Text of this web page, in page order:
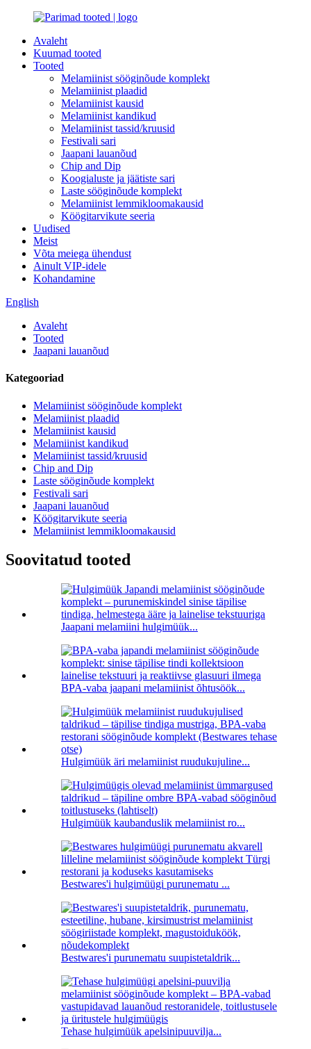
Avaleht
Kuumad tooted
Tooted
Melamiinist sööginõude komplekt
Melamiinist plaadid
Melamiinist kausid
Melamiinist kandikud
Melamiinist tassid/kruusid
Festivali sari
Jaapani lauanõud
Chip and Dip
Koogialuste ja jäätiste sari
Laste sööginõude komplekt
Melamiinist lemmikloomakausid
Köögitarvikute seeria
Uudised
Meist
Võta meiega ühendust
Ainult VIP-idele
Kohandamine
English
Avaleht
Tooted
Jaapani lauanõud
Kategooriad
Melamiinist sööginõude komplekt
Melamiinist plaadid
Melamiinist kausid
Melamiinist kandikud
Melamiinist tassid/kruusid
Chip and Dip
Laste sööginõude komplekt
Festivali sari
Jaapani lauanõud
Köögitarvikute seeria
Melamiinist lemmikloomakausid
Soovitatud tooted
Jaapani melamiini hulgimüük...
BPA-vaba jaapani melamiinist õhtusöök...
Hulgimüük äri melamiinist ruudukujuline...
Hulgimüük kaubanduslik melamiinist ro...
Bestwares'i hulgimüügi purunematu ...
Bestwares'i purunematu suupistetaldrik...
Tehase hulgimüük apelsinipuuvilja...